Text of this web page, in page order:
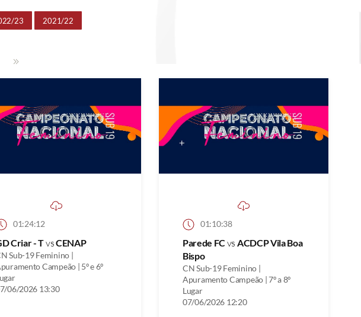
23 2021/22
01:24:12
Criar - TvsCENAP
Sub-19 Feminino |
Campeão | 5º e 6º
06/2026 13:30
01:10:38
Parede FCvs ACDCP Vila Boa
Bispo
CN Sub-19 Feminino |
Apuramento Campeão | 7º a 8º
Lugar
07/06/2026 12:20